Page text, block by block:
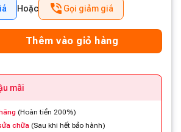
Hoặc Gọi giảm giá
Thêm vào giỏ hàng
mãi
(Hoàn tiền 200%)
chữa (Sau khi hết bảo hành)